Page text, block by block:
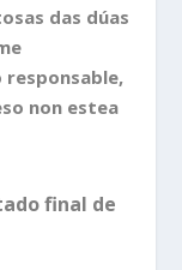
das dúas
non estea
final de